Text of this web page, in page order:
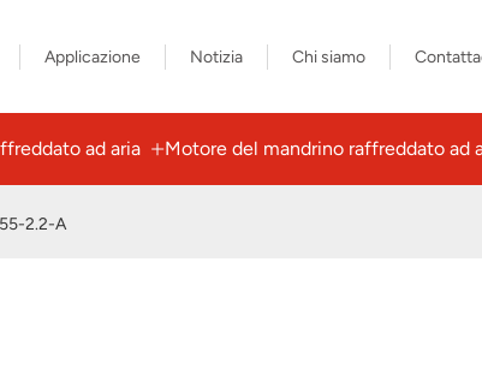
Applicazione Notizia Chi siamo
ad aria Motore del mandrino raffreddato ad
2.2-A